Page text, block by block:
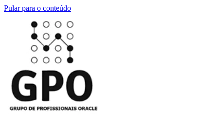
Pular para o conteúdo